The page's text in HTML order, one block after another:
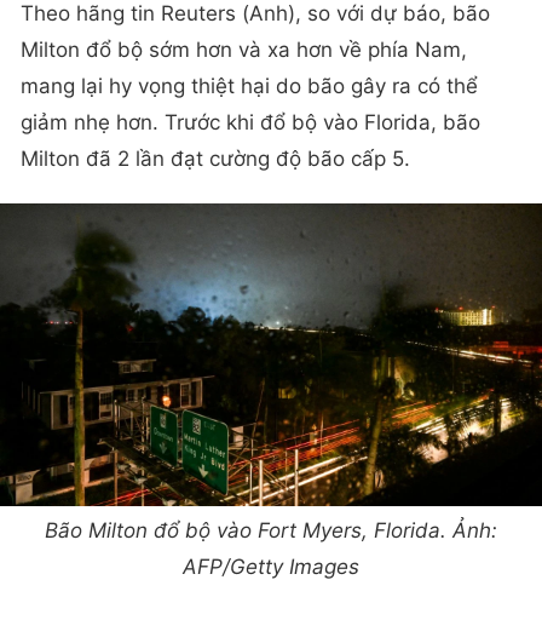
Theo hãng tin Reuters (Anh), so với dự báo, bão
Milton đổ bộ sớm hơn và xa hơn về phía Nam,
mang lại hy vọng thiệt hại do bão gây ra có thể
giảm nhẹ hơn. Trước khi đổ bộ vào Florida, bão
Milton đã 2 lần đạt cường độ bão cấp 5.
Bão Milton đổ bộ vào Fort Myers, Florida. Ảnh:
AFP/Getty Images